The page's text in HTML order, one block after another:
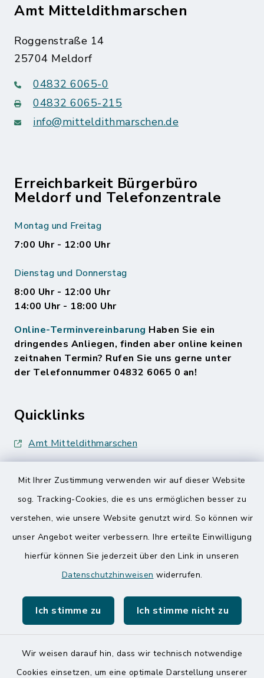
Mit Ihrer Zustimmung verwenden wir auf dieser Website
sog. Tracking-Cookies, die es uns ermöglichen besser zu
verstehen, wie unsere Website genutzt wird. So können wir
unser Angebot weiter verbessern. Ihre erteilte Einwilligung
hierfür können Sie jederzeit über den Link in unseren
Datenschutzhinweisen widerrufen.
Ich stimme zu Ich stimme nicht zu
Wir weisen darauf hin, dass wir technisch notwendige
Cookies einsetzen, um eine optimale Darstellung unserer
Amt Mitteldithmarschen
Roggenstraße 14
25704 Meldorf
04832 6065-0
04832 6065-215
info@mitteldithmarschen.de
Erreichbarkeit Bürgerbüro
Meldorf und Telefonzentrale
Montag und Freitag
7:00 Uhr - 12:00 Uhr
Dienstag und Donnerstag
8:00 Uhr - 12:00 Uhr
14:00 Uhr - 18:00 Uhr
Online-Terminvereinbarung Haben Sie ein
dringendes Anliegen, finden aber online keinen
zeitnahen Termin? Rufen Sie uns gerne unter
der Telefonnummer 04832 6065 0 an!
Quicklinks
Amt Mitteldithmarschen
Nationalpark Wattenmeer
Kontakt
Barrierefreiheit
Impressum